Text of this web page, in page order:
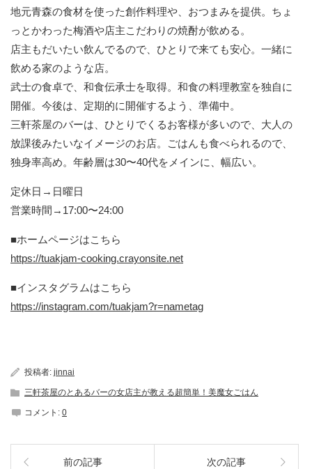
地元青森の食材を使った創作料理や、おつまみを提供。ちょ
っとかわった梅酒や店主こだわりの焼酎が飲める。
店主もだいたい飲んでるので、ひとりで来ても安心。一緒に
飲める家のような店。
武士の食卓で、和食伝承士を取得。和食の料理教室を独自に
開催。今後は、定期的に開催するよう、準備中。
三軒茶屋のバーは、ひとりでくるお客様が多いので、大人の
放課後みたいなイメージのお店。ごはんも食べられるので、
独身率高め。年齢層は30〜40代をメインに、幅広い。
定休日→日曜日
営業時間→17:00〜24:00
■ホームページはこちら
https://tuakjam-cooking.crayonsite.net
■インスタグラムはこちら
https://instagram.com/tuakjam?r=nametag
投稿者: jinnai
三軒茶屋のとあるバーの女店主が教える超簡単！美魔女ごはん
コメント: 0
前の記事 次の記事